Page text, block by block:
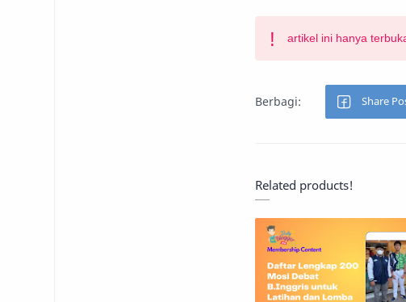
artikel ini hanya
Related products!